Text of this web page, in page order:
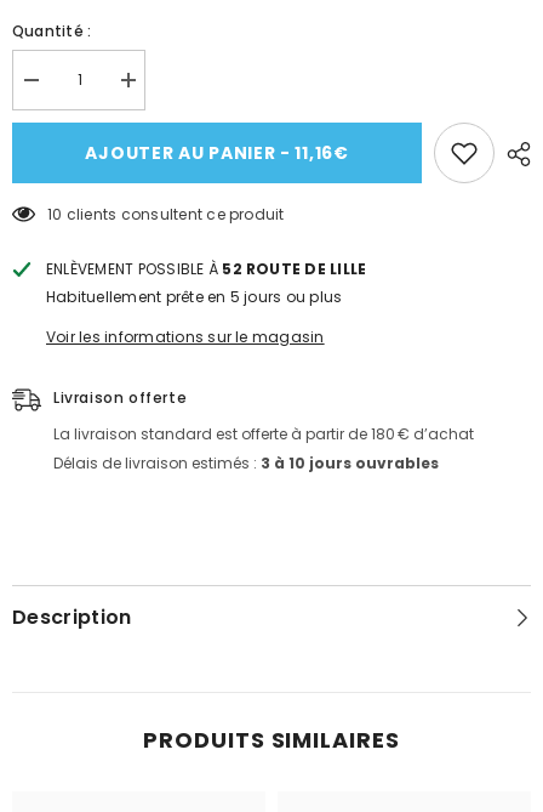
Quantité :
Réduire
la
quantité
LUNETTE
DE
POUR
SINGER
Augmenter
la
quantité
de
LUNETTE
DE
POUR
SINGER
AJOUTER AU PANIER - 11,16€
10 clients consultent ce produit
ENLÈVEMENT POSSIBLE À 52 ROUTE DE LILLE
Habituellement prête en 5 jours ou plus
Voir les informations sur le magasin
Livraison offerte
La livraison standard est offerte à partir de 180 € d’achat
Délais de livraison estimés : 3 à 10 jours ouvrables
Description
PRODUITS SIMILAIRES